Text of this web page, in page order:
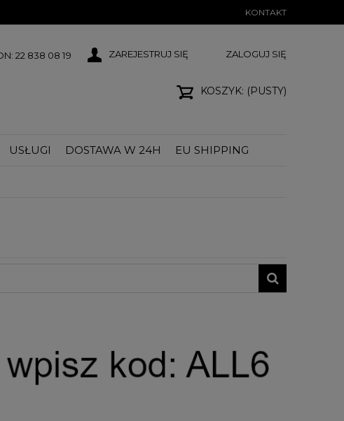
KONTAKT
22 838 08 19 ZAREJESTRUJ SIĘ ZALOGUJ SIĘ
KOSZYK: (PUSTY)
USŁUGI DOSTAWA W 24H EU SHIPPING